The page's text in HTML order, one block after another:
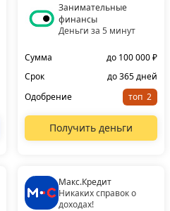
Занимательные
финансы
Деньги за 5 минут
Сумма
до 100 000 ₽
Срок
до 365 дней
Одобрение
топ
Получить деньги
Макс.Кредит
Никаких справок о
доходах!